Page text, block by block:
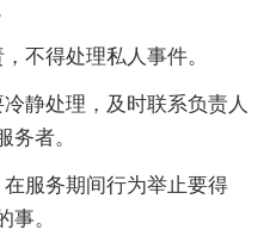
得处理私人事件。
静处理，及时联系负责人
务者。
服务期间行为举止要得
事。